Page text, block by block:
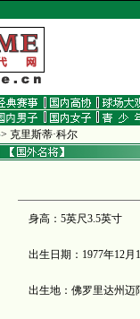
> 克里斯蒂·科尔
身高：5英尺3.5英寸
出生日期：1977年12月
出生地：佛罗里达州迈